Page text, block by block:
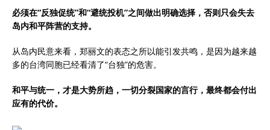
必须在“反独促统”和“避统投机”之间做出明确选择，否则只会失去
岛内和平阵营的支持。
从岛内民意来看，郑丽文的表态之所以能引发共鸣，是因为越来越
多的台湾同胞已经看清了“台独”的危害。
和平与统一，才是大势所趋，一切分裂国家的言行，最终都会付出
应有的代价。